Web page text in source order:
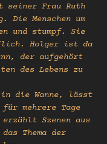
seiner Frau Ruth
Menschen um
und stumpf. Sie
Holger ist da
der aufgehört
des Lebens zu
die Wanne, lässt
mehrere Tage
Szenen aus
Thema der